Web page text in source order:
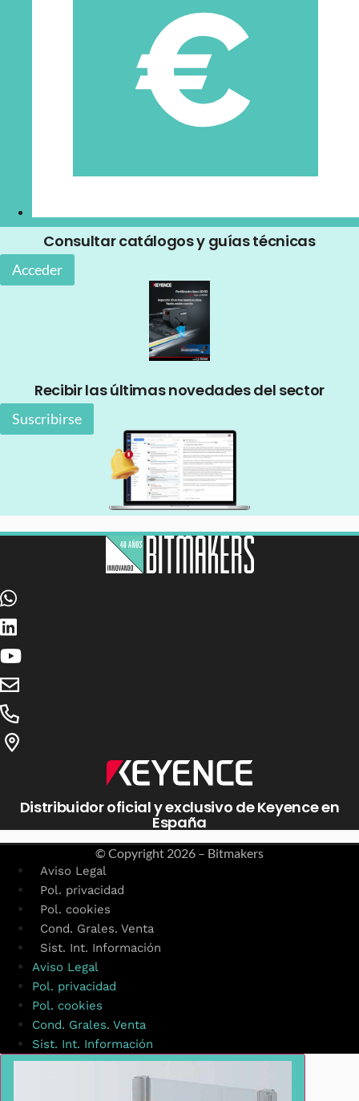
Consultar catálogos y guías técnicas
Acceder
Recibir las últimas novedades del sector
Suscribirse
Distribuidor oficial y exclusivo de Keyence en
España
© Copyright 2026 – Bitmakers
Aviso Legal
Pol. privacidad
Pol. cookies
Cond. Grales. Venta
Sist. Int. Información
Aviso Legal
Pol. privacidad
Pol. cookies
Cond. Grales. Venta
Sist. Int. Información